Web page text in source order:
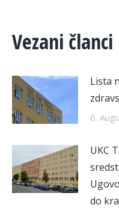
Vezani članci
Lista
6.
UKC
do